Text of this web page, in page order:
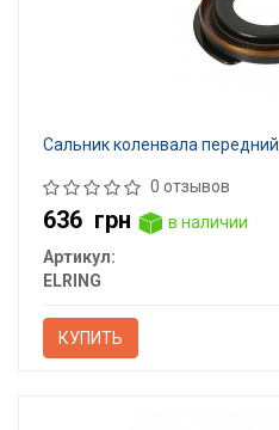
Сальник коленвала передний
0 отзывов
636 грн
в наличии
Артикул:
ELRING
КУПИТЬ